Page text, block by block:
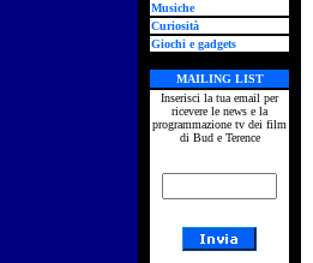
Musiche
Curiosità
Giochi e gadgets
MAILING LIST
Inserisci la tua email per
ricevere le news e la
programmazione tv dei film
di Bud e Terence